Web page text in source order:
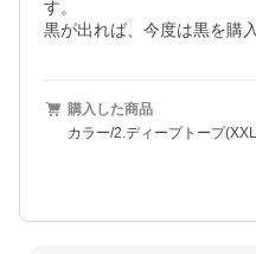
す。
黒が出れば、今度は黒を購
購入した商品
カラー/2.ディープトープ